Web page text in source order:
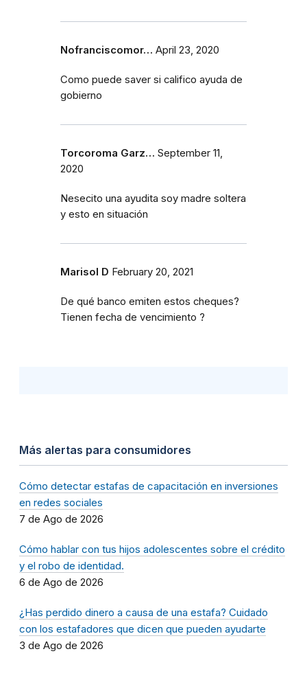
Nofranciscomor… April 23, 2020
Como puede saver si califico ayuda de
gobierno
Torcoroma Garz… September 11,
2020
Nesecito una ayudita soy madre soltera
y esto en situación
Marisol D February 20, 2021
De qué banco emiten estos cheques?
Tienen fecha de vencimiento ?
Más alertas para consumidores
Cómo detectar estafas de capacitación en inversiones
en redes sociales
7 de Ago de 2026
Cómo hablar con tus hijos adolescentes sobre el crédito
y el robo de identidad.
6 de Ago de 2026
¿Has perdido dinero a causa de una estafa? Cuidado
con los estafadores que dicen que pueden ayudarte
3 de Ago de 2026